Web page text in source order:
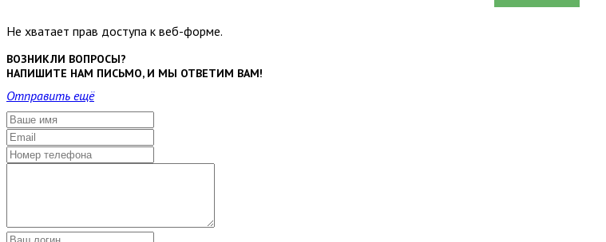
Не хватает прав доступа к веб-форме.
ВОЗНИКЛИ ВОПРОСЫ?
НАПИШИТЕ НАМ ПИСЬМО, И МЫ ОТВЕТИМ ВАМ!
Отправить ещё